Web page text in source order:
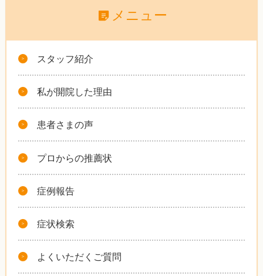
メニュー
スタッフ紹介
私が開院した理由
患者さまの声
プロからの推薦状
症例報告
症状検索
よくいただくご質問